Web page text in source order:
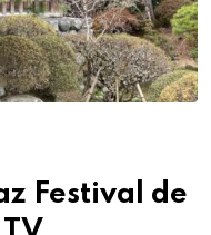
Festival de